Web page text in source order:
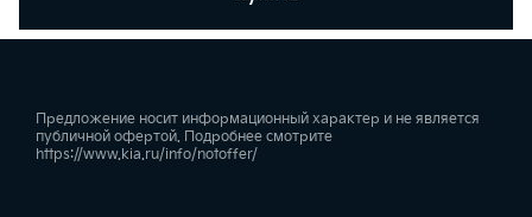
Предложение носит информационный характер и не является
публичной офертой. Подробнее смотрите
https://www.kia.ru/info/notoffer/